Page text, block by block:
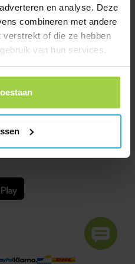
en analyse. Deze
combineren met andere
verstrekt of die ze hebben
van hun services.
SOS
i choroby Alzheimera
wykorzystywane przez systemy AI do celów